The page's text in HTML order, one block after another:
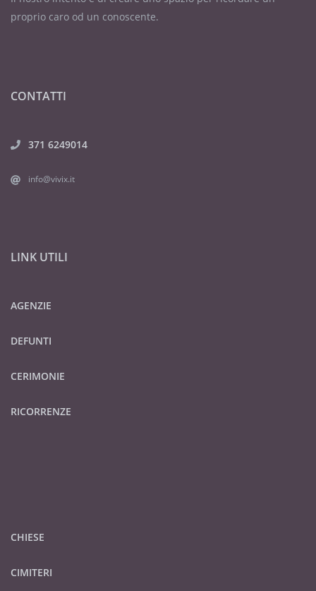
proprio caro od un conoscente.
CONTATTI
371 6249014
info@vivix.it
LINK UTILI
AGENZIE
DEFUNTI
CERIMONIE
RICORRENZE
CHIESE
CIMITERI